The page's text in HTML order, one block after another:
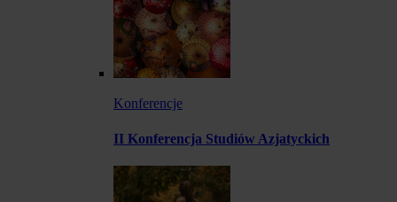
Konferencje
II Konferencja Studiów Azjatyckich